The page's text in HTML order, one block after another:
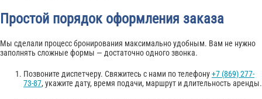
Простой порядок оформления заказа
Мы сделали процесс бронирования максимально удобным. Вам не нужно
заполнять сложные формы — достаточно одного звонка.
Позвоните диспетчеру. Свяжитесь с нами по телефону+7 (869) 277-
73-87, укажите дату, время подачи, маршрут и длительность аренды.